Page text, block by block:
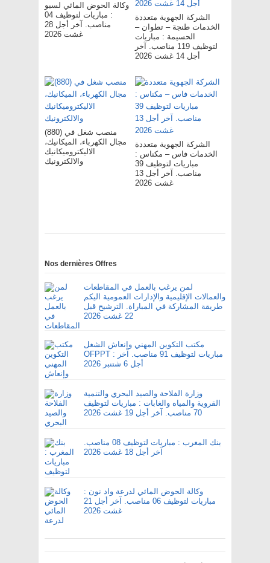
وكالة الحوض المائي لسبو
: مباريات لتوظيف 04
مناصب. آخر أجل 28
غشت 2026
الشركة الجهوية متعددة
الخدمات طنجة – تطوان –
الحسيمة : مباريات
لتوظيف 119 مناصب. آخر
أجل 14 غشت 2026
(880) منصب شغل في
مجال الكهرباء، الميكانيك،
الاليكتروميكانيك
والالكترونيك
الشركة الجهوية متعددة
الخدمات فاس – مکناس :
مباريات لتوظيف 39
مناصب. آخر أجل 13
غشت 2026
Nos dernières Offres
لمن يرغب بالعمل في المقاطعات
والعمالات الإقليمية والإدارات العمومية اليكم
طريقة المشاركة في المباراة. الترشيح قبل
22 غشت 2026
مكتب التكوين المهني وإنعاش الشغل
OFPPT : مباريات لتوظيف 91 مناصب. آخر
أجل 6 شتنبر 2026
وزارة الفلاحة والصيد البحري والتنمية
القروية والمياه والغابات : مباريات لتوظيف
70 مناصب. آخر أجل 19 غشت 2026
بنك المغرب : مباريات لتوظيف 08 مناصب.
آخر أجل 18 غشت 2026
وكالة الحوض المائي لدرعة واد نون :
مباريات لتوظيف 06 مناصب. آخر أجل 21
غشت 2026